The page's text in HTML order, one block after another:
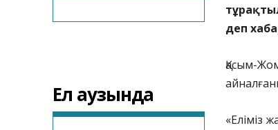
Ел аузында
деп
Қасым-
«Еліміз